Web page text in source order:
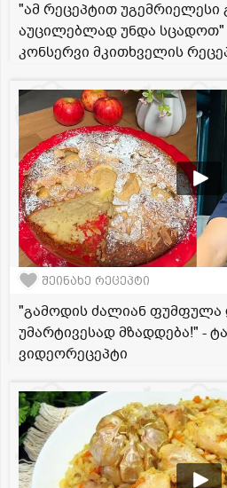
"ამ რეცეპტით უგემრიელესი
აუცილებლად უნდა
კონსერვი მკითხველის
შეინახე რეცეპტი
"გამოდის ძალიან ფუმფულა
უმარტივესად მზადდება!" -
ვიდეორეცეპტი